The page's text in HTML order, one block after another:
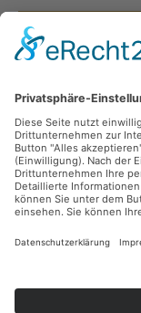
Vertrag widerrufen
Zahlungsarten
Sicher Einkaufen
Ladengeschäft
Newsletter